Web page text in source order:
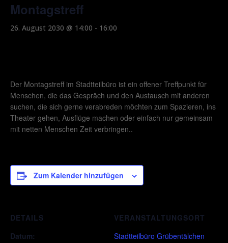
Montagstreff
26. August 2030 @ 14:00 - 16:00
Der Montagstreff im Stadtteilbüro ist ein offener Treffpunkt für
Menschen, die das Gespräch und den Austausch mit anderen
suchen, die sich gerne verabreden möchten zum Spazieren, ins
Theater gehen, Ausflüge machen oder einfach nur gemeinsam
mit netten Menschen Zeit verbringen..
Zum Kalender hinzufügen
DETAILS
Datum:
VERANSTALTUNGSORT
Stadtteilbüro Grübentälchen